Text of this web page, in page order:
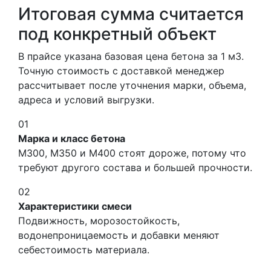
Итоговая сумма считается
под конкретный объект
В прайсе указана базовая цена бетона за 1 м3.
Точную стоимость с доставкой менеджер
рассчитывает после уточнения марки, объема,
адреса и условий выгрузки.
01
Марка и класс бетона
М300, М350 и М400 стоят дороже, потому что
требуют другого состава и большей прочности.
02
Характеристики смеси
Подвижность, морозостойкость,
водонепроницаемость и добавки меняют
себестоимость материала.